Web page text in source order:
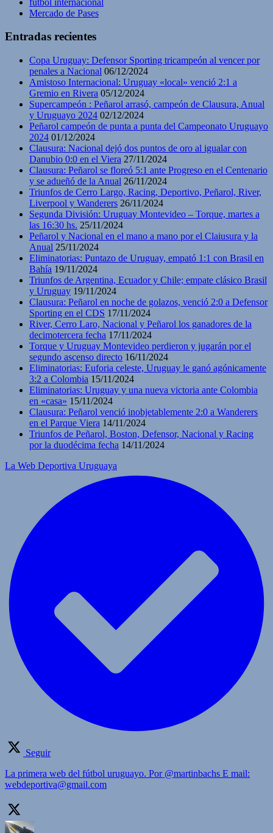
Mercado de Pases
Entradas recientes
Copa Uruguay: Defensor Sporting tricampeón al vencer por
penales a Nacional 06/12/2024
Amistoso Internacional: Uruguay «local» venció 2:1 a
Gremio en Rivera 05/12/2024
Supercampeón : Peñarol arrasó, campeón de Clausura, Anual
y Uruguayo 2024 02/12/2024
Peñarol campeón de punta a punta del Campeonato Uruguayo
2024 01/12/2024
Clausura: Nacional dejó dos puntos de oro al igualar con
Danubio 0:0 en el Viera 27/11/2024
Clausura: Peñarol se floreó 5:1 ante Progreso en el Centenario
y se adueñó de la Anual 26/11/2024
Triunfos de Cerro Largo, Racing, Deportivo, Peñarol, River,
Liverpool y Wanderers 26/11/2024
Segunda División: Uruguay Montevideo – Torque, martes a
las 16:30 hs. 25/11/2024
Peñarol y Nacional en el mano a mano por el Claiusura y la
Anual 25/11/2024
Eliminatorias: Puntazo de Uruguay, empató 1:1 con Brasil en
Bahía 19/11/2024
Triunfos de Argentina, Ecuador y Chile; empate clásico Brasil
y Uruguay 19/11/2024
Clausura: Peñarol en noche de golazos, venció 2:0 a Defensor
Sporting en el CDS 17/11/2024
River, Cerro Laro, Nacional y Peñarol los ganadores de la
decimotercera fecha 17/11/2024
Torque y Uruguay Montevideo perdieron y jugarán por el
segundo ascenso directo 16/11/2024
Eliminatorias: Euforia celeste, Uruguay le ganó agónicamente
3:2 a Colombia 15/11/2024
Eliminatorias: Uruguay y una nueva victoria ante Colombia
en «casa» 15/11/2024
Clausura: Peñarol venció inobjetablemente 2:0 a Wanderers
en el Parque Viera 14/11/2024
Triunfos de Peñarol, Boston, Defensor, Nacional y Racing
por la duodécima fecha 14/11/2024
La Web Deportiva Uruguaya
Seguir
La primera web del fútbol uruguayo. Por @martinbachs E mail:
webdeportiva@gmail.com